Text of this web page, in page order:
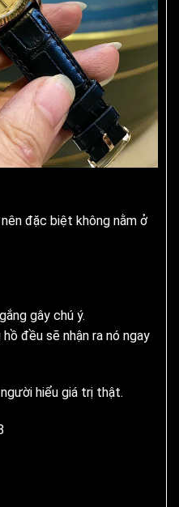
đặc biệt không nằm ở
gây chú ý.
đều sẽ nhận ra nó ngay
hiểu giá trị thật.